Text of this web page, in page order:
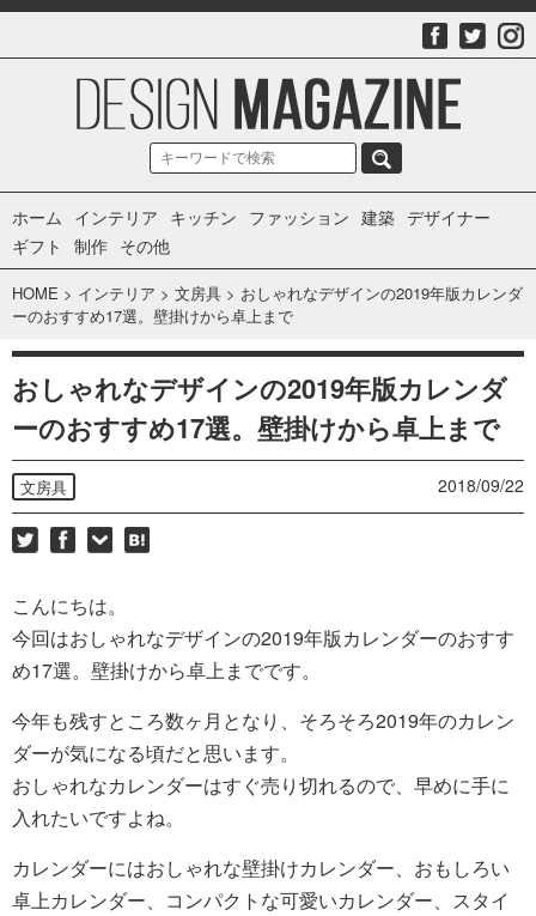
ホーム インテリア キッチン ファッション 建築 デザイナー
ギフト
制作 その他
HOME > インテリア > 文房具 > おしゃれなデザインの2019年版カレンダ
ーのおすすめ17選。壁掛けから卓上まで
おしゃれなデザインの2019年版カレンダ
ーのおすすめ17選。壁掛けから卓上まで
文房具 2018/09/22
こんにちは。
今回はおしゃれなデザインの2019年版カレンダーのおすす
め17選。壁掛けから卓上までです。
今年も残すところ数ヶ月となり、そろそろ2019年のカレン
ダーが気になる頃だと思います。
おしゃれなカレンダーはすぐ売り切れるので、早めに手に
入れたいですよね。
カレンダーにはおしゃれな壁掛けカレンダー、おもしろい
卓上カレンダー、コンパクトな可愛いカレンダー、スタイ